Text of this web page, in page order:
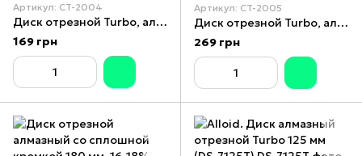
Артикул: CT-2004
Диск отрезной Turbo, алмазный 180 мм, 16-18% INTERTOOL CT-2004
169 грн
Артикул: CT-2005
Диск отрезной Turbo, алмазный 230 мм, 16-18% INTERTOOL CT-2005
269 грн